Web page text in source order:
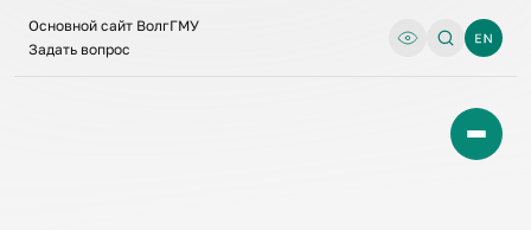
Основной сайт ВолгГМУ
Задать вопрос